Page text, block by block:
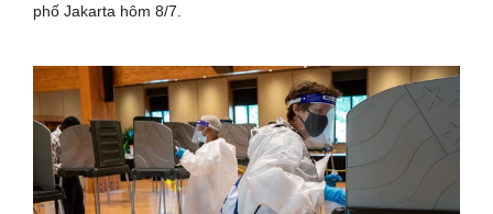
phố Jakarta hôm 8/7.